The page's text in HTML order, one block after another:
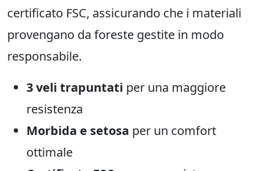
certificato FSC, assicurando che i materiali
provengano da foreste gestite in modo
responsabile.
3 veli trapuntati per una maggiore
resistenza
Morbida e setosa per un comfort
ottimale